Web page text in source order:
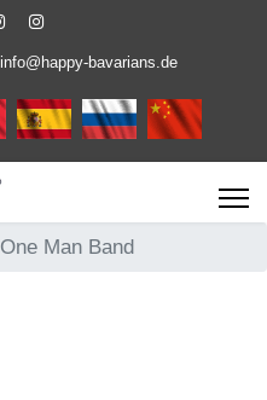
info@happy-bavarians.de
One Man Band